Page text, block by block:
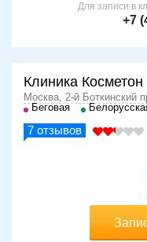
Для записи в
+7
Клиника Косметон
Москва, 2-й Боткинский
Беговая
7 отзывов